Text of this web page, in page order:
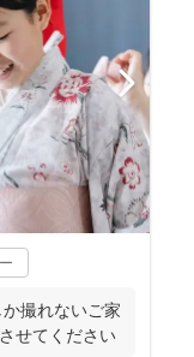
撮れないご家
せてください